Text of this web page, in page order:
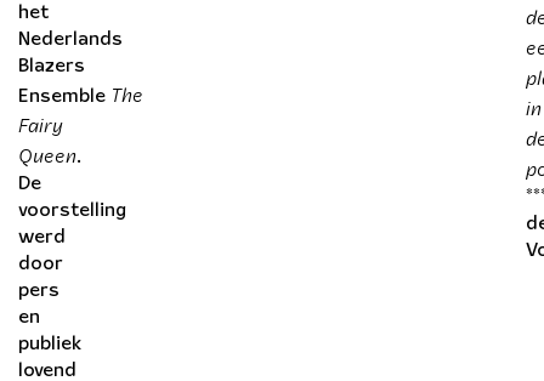
het
Nederlands
Blazers
Ensemble The
Fairy
Queen.
De
voorstelling
werd
door
pers
en
publiek
lovend
in